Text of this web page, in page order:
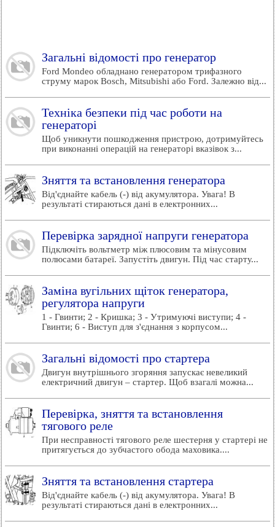
Загальні відомості про генератор
Ford Mondeo обладнано генератором трифазного
струму марок Bosch, Mitsubishi або Ford. Залежно від...
Техніка безпеки під час роботи на
генераторі
Щоб уникнути пошкодження пристрою, дотримуйтесь
при виконанні операцій на генераторі вказівок з...
Зняття та встановлення генератора
Від'єднайте кабель (-) від акумулятора. Увага! В
результаті стираються дані в електронних...
Перевірка зарядної напруги генератора
Підключіть вольтметр між плюсовим та мінусовим
полюсами батареї. Запустіть двигун. Під час старту...
Заміна вугільних щіток генератора,
регулятора напруги
1 - Гвинти; 2 - Кришка; 3 - Утримуючі виступи; 4 -
Гвинти; 6 - Виступ для з'єднання з корпусом...
Загальні відомості про стартера
Двигун внутрішнього згоряння запускає невеликий
електричний двигун – стартер. Щоб взагалі можна...
Перевірка, зняття та встановлення
тягового реле
При несправності тягового реле шестерня у стартері не
притягується до зубчастого обода маховика....
Зняття та встановлення стартера
Від'єднайте кабель (-) від акумулятора. Увага! В
результаті стираються дані в електронних...